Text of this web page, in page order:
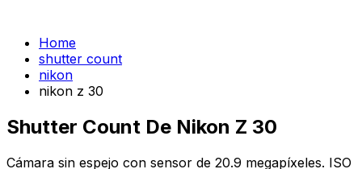
Home
shutter count
nikon
nikon z 30
Shutter Count De Nikon Z 30
Cámara sin espejo con sensor de 20.9 megapíxeles. ISO